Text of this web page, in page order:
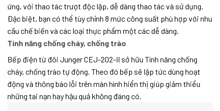
ứng, với thao tác trượt độc lập, dễ dàng thao tác và sử dụng.
Đặc biệt, bạn có thể tùy chỉnh 8 mức công suất phù hợp với nhu
cầu chế biến và các loại thực phẩm một các dễ dàng.
Tính năng chống cháy, chống trào
Bếp điện từ đôi Junger CEJ-202-II sở hữu Tính năng chống
cháy, chống trào tự động. Theo đó bếp sẽ lập tức dùng hoạt
động và thông báo lỗi trên màn hình hiển thị giúp giảm thiểu
những tai nạn hay hậu quả không đáng có.